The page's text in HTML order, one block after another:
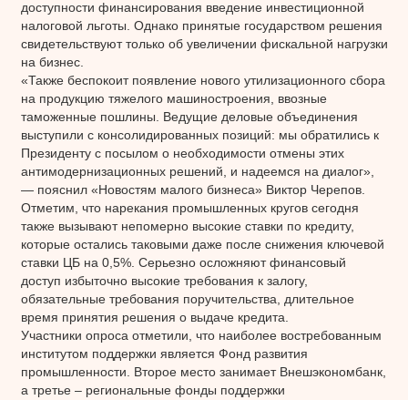
доступности финансирования введение инвестиционной
налоговой льготы. Однако принятые государством решения
свидетельствуют только об увеличении фискальной нагрузки
на бизнес.
«Также беспокоит появление нового утилизационного сбора
на продукцию тяжелого машиностроения, ввозные
таможенные пошлины. Ведущие деловые объединения
выступили с консолидированных позиций: мы обратились к
Президенту с посылом о необходимости отмены этих
антимодернизационных решений, и надеемся на диалог»,
— пояснил «Новостям малого бизнеса» Виктор Черепов.
Отметим, что нарекания промышленных кругов сегодня
также вызывают непомерно высокие ставки по кредиту,
которые остались таковыми даже после снижения ключевой
ставки ЦБ на 0,5%. Серьезно осложняют финансовый
доступ избыточно высокие требования к залогу,
обязательные требования поручительства, длительное
время принятия решения о выдаче кредита.
Участники опроса отметили, что наиболее востребованным
институтом поддержки является Фонд развития
промышленности. Второе место занимает Внешэкономбанк,
а третье – региональные фонды поддержки